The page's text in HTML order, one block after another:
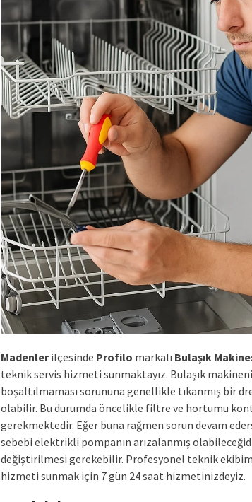
Madenlerilçesinde Profilo markalı Bulaşık
teknik servis hizmeti sunmaktayız. Bulaşık
boşaltılmaması sorununa genellikle tıkanmış bir
olabilir. Bu durumda öncelikle filtre ve hortumu
gerekmektedir. Eğer buna rağmen sorun devam
sebebi elektrikli pompanın arızalanmış
değiştirilmesi gerekebilir. Profesyonel teknik
hizmeti sunmak için 7 gün 24 saat hizmetinizdeyiz.